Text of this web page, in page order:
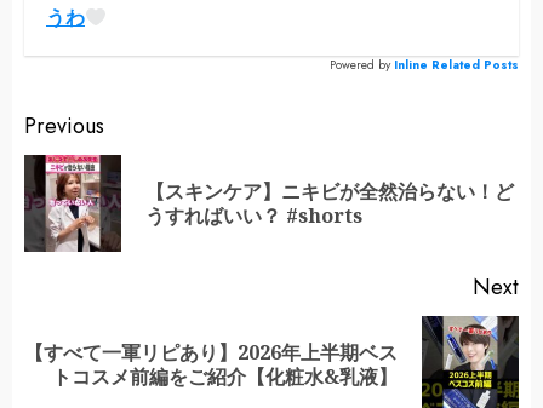
うわ
Powered by Inline Related Posts
Continue
Reading
Previous
【スキンケア】ニキビが全然治らない！ど
うすればいい？ #shorts
Next
Next
post:
【すべて一軍リピあり】2026年上半期ベス
トコスメ前編をご紹介【化粧水&乳液】